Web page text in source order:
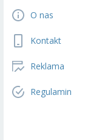
O nas
Kontakt
Reklama
Regulamin